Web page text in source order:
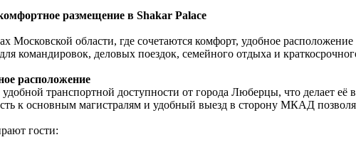
размещение в Shakar Palace
Московской области, где сочетаются комфорт, удобное
командировок, деловых поездок, семейного отдыха и
расположение
удобной транспортной доступности от города Люберцы, что делает
к основным магистралям и удобный выезд в сторону МКАД
гости: